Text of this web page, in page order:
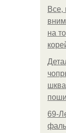
Все,
на
69-